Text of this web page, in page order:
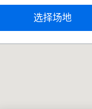
选择场地